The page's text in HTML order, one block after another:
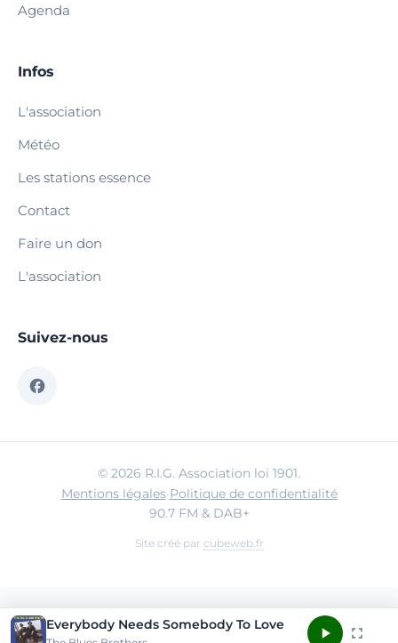
Agenda
Infos
L'association
Météo
Les stations essence
Contact
Faire un don
L'association
Suivez-nous
© 2026 R.I.G. Association loi 1901.
Mentions légales·Politique de confidentialité
90.7 FM & DAB+
Site créé par cubeweb.fr
Everybody Needs Somebody To Love